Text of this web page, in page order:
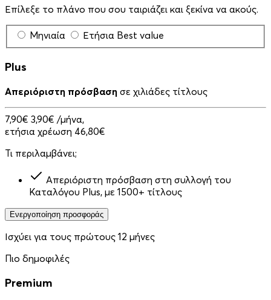
Επίλεξε το πλάνο που σου ταιριάζει και ξεκίνα να ακούς.
Μηνιαία Ετήσια Best value
Plus
Απεριόριστη πρόσβαση σε χιλιάδες τίτλους
7,90€ 3,90€ /μήνα,
ετήσια χρέωση 46,80€
Τι περιλαμβάνει;
Απεριόριστη πρόσβαση στη συλλογή του
Καταλόγου Plus, με 1500+ τίτλους
Ενεργοποίηση προσφοράς
Ισχύει για τους πρώτους 12 μήνες
Πιο δημοφιλές
Premium